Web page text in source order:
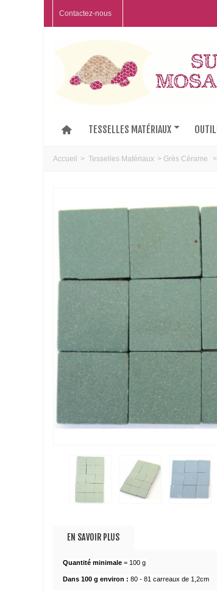
Contactez-nous
TESSELLES MATÉRIAUX
Accueil > Tesselles Matériaux > Grès Cérame >
EN SAVOIR PLUS
Quantité minimale= 100 g
Dans 100 g environ : 80 - 81 carreaux de 1,2cm